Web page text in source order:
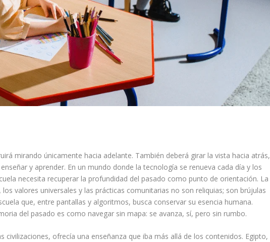
mirando únicamente hacia adelante. También deberá girar la vista hacia atrás,
y aprender. En un mundo donde la tecnología se renueva cada día y los
necesita recuperar la profundidad del pasado como punto de orientación. La
valores universales y las prácticas comunitarias no son reliquias; son brújulas
que, entre pantallas y algoritmos, busca conservar su esencia humana.
del pasado es como navegar sin mapa: se avanza, sí, pero sin rumbo.
civilizaciones, ofrecía una enseñanza que iba más allá de los contenidos. Egipto,